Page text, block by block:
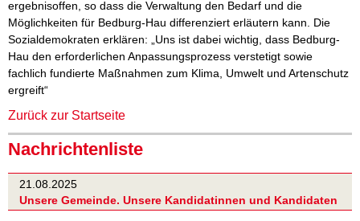
ergebnisoffen, so dass die Verwaltung den Bedarf und die
Möglichkeiten für Bedburg-Hau differenziert erläutern kann. Die
Sozialdemokraten erklären: „Uns ist dabei wichtig, dass Bedburg-
Hau den erforderlichen Anpassungsprozess verstetigt sowie
fachlich fundierte Maßnahmen zum Klima, Umwelt und Artenschutz
ergreift“
Zurück zur Startseite
Nachrichtenliste
21.08.2025
Unsere Gemeinde. Unsere Kandidatinnen und Kandidaten